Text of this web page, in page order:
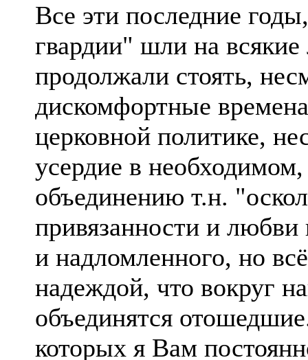
Все эти последние
гвардии" шли на
продолжали стоять,
дискомфортные
церковной политике,
усердие в
объединению т.н.
привязанности и
и надломленного, но
надеждой, что вокруг
объединятся
которых я Вам